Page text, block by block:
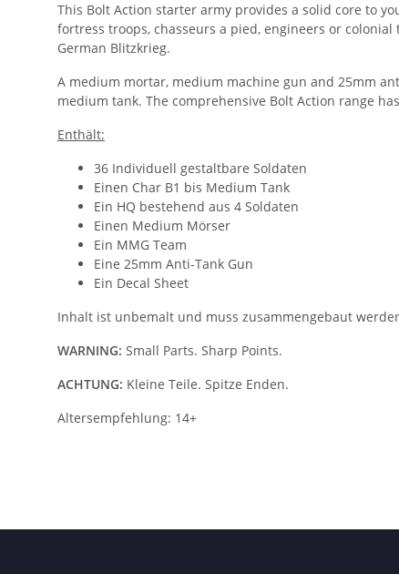
This Bolt Action starter army provides a solid core to
fortress troops, chasseurs a pied, engineers or
German Blitzkrieg.
A medium mortar, medium machine gun and 25mm
medium tank. The comprehensive Bolt Action range
Enthält:
36 Individuell gestaltbare Soldaten
Einen Char B1 bis Medium Tank
Ein HQ bestehend aus 4 Soldaten
Einen Medium Mörser
Ein MMG Team
Eine 25mm Anti-Tank Gun
Ein Decal Sheet
Inhalt ist unbemalt und muss zusammengebaut
WARNING: Small Parts. Sharp Points.
ACHTUNG: Kleine Teile. Spitze Enden.
Altersempfehlung: 14+